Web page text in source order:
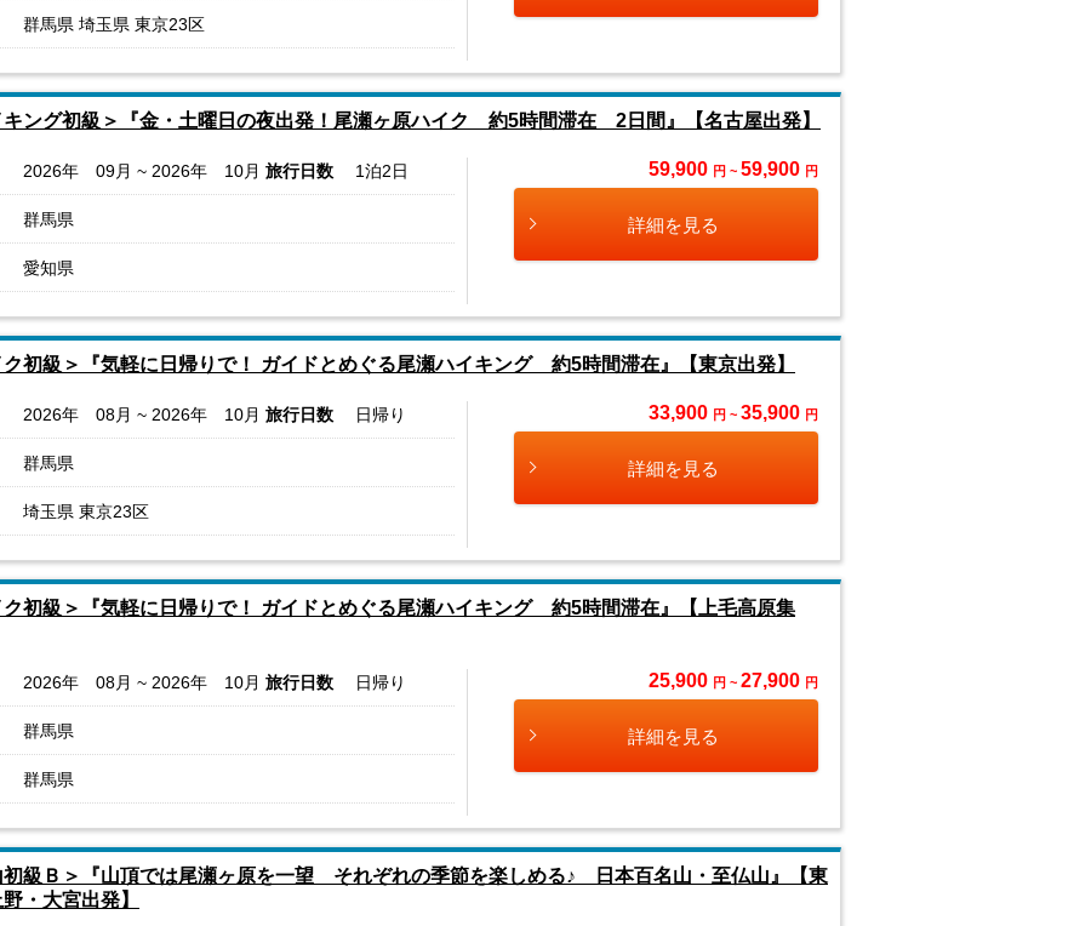
群馬県 埼玉県 東京23区
キング初級＞『金・土曜日の夜出発！尾瀬ヶ原ハイク 約5時間滞在 2日間』【名古屋出発】
2026年 09月 ~ 2026年 10月 旅行日数 1泊2日
群馬県
愛知県
59,900 円 ~ 59,900 円
詳細を見る
ク初級＞『気軽に日帰りで！ ガイドとめぐる尾瀬ハイキング 約5時間滞在』【東京出発】
2026年 08月 ~ 2026年 10月 旅行日数 日帰り
群馬県
埼玉県 東京23区
33,900 円 ~ 35,900 円
詳細を見る
ク初級＞『気軽に日帰りで！ ガイドとめぐる尾瀬ハイキング 約5時間滞在』【上毛高原集
2026年 08月 ~ 2026年 10月 旅行日数 日帰り
群馬県
群馬県
25,900 円 ~ 27,900 円
詳細を見る
初級Ｂ＞『山頂では尾瀬ヶ原を一望 それぞれの季節を楽しめる♪ 日本百名山・至仏山』【東
・大宮出発】